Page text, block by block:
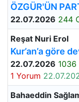
ÖZGÜR'ÜN
22.07.2026 244
Reşat Nuri Erol
Kur’an’a göre
22.07.2026 1036
1 Yorum
Bahaeddin